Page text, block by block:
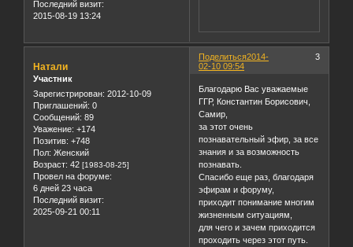
Последний визит:
2015-08-19 13:24
Поделиться 3
2014-
02-10 09:54
Натали
Участник
Зарегистрирован: 2012-10-09
Приглашений: 0
Сообщений: 89
Уважение: +174
Позитив: +748
Пол: Женский
Возраст: 42 [1983-08-25]
Провел на форуме:
6 дней 23 часа
Последний визит:
2025-09-21 00:11
Благодарю Вас уважаемые
ГГР, Константин Борисович,
Самир,
за этот очень
познавательный эфир, за все
знания и за возможность
познавать.
Спасибо еще раз, благодаря
эфирам и форуму,
приходит понимание многим
жизненным ситуациям,
для чего и зачем приходится
проходить через этот путь.